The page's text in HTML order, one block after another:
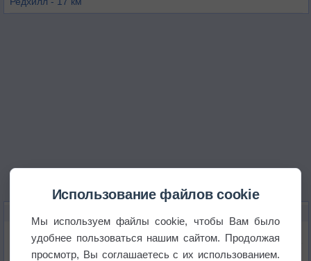
Температура
Давление
Использование файлов cookie
Мы используем файлы cookie, чтобы Вам было
удобнее пользоваться нашим сайтом. Продолжая
просмотр, Вы соглашаетесь с их использованием.